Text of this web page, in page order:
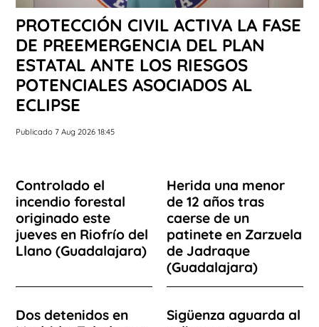
PROTECCIÓN CIVIL ACTIVA LA FASE
DE PREEMERGENCIA DEL PLAN
ESTATAL ANTE LOS RIESGOS
POTENCIALES ASOCIADOS AL
ECLIPSE
Publicado 7 Aug 2026 18:45
Controlado el
incendio forestal
originado este
jueves en Riofrío del
Llano (Guadalajara)
Herida una menor
de 12 años tras
caerse de un
patinete en Zarzuela
de Jadraque
(Guadalajara)
Dos detenidos en
Sigüenza aguarda al